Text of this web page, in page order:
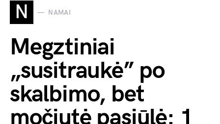
N NAMAI
Megztiniai
„susitraukė” po
skalbimo, bet
močiutė pasiūlė: 1